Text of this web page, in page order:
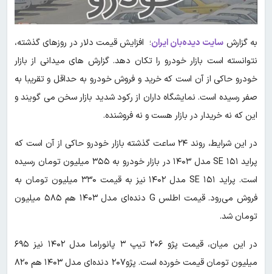
به گزارش سایت دیده‌بان ایران؛ افزایش قیمت دلار در روزهای گذشته،
نتوانسته است بازار خودرو را تکان دهد. گزارش های میدانی از بازار
خودرو حاکی از آن است که خرید و فروش خودرو به حداقل و تقریبا به
صفر رسیده است. نمایشگاه داران از رکود شدید بازار سخن می گویند و
این که نه خریدار در بازار هست و نه فروشنده.
در این شرایط، روند ۲۴ ساعت گذشته بازار خودرو حاکی از آن است که
پراید ۱۵۱ SE مدل ۱۴۰۳ در بازار خودرو به ۳۵۵ میلیون تومان رسیده
است. پراید ۱۵۱ SE مدل ۱۴۰۲ نیز به قیمت ۳۳۰ میلیون تومان به
فروش می‌رود. قیمت اطلس G دنده‌ای مدل ۱۴۰۳ هم ۵۸۵ میلیون
تومان شد.
در این میان، قیمت پژو ۲۰۶ تیپ ۳ پانوراما مدل ۱۴۰۲ نیز ۶۹۵
میلیون تومان قیمت خورده است. پژو۲۰۷ دنده‌ای مدل ۱۴۰۳ هم ۸۲۰